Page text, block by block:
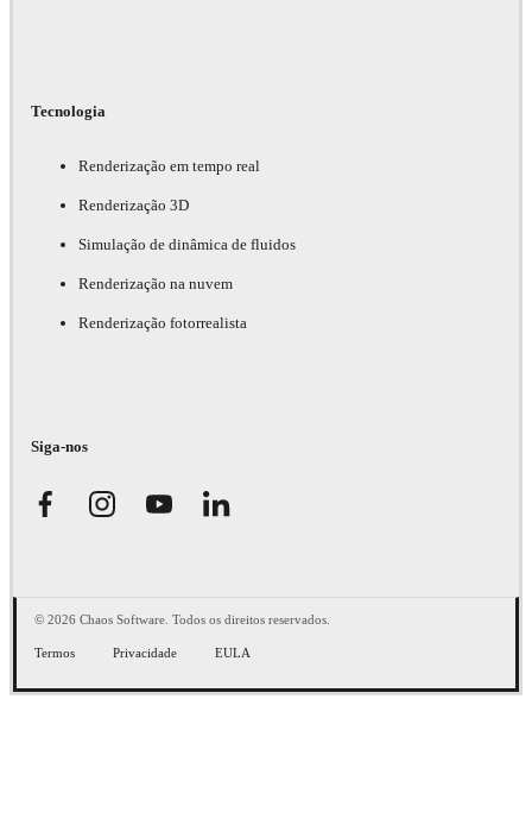
Tecnologia
Renderização em tempo real
Renderização 3D
Simulação de dinâmica de fluidos
Renderização na nuvem
Renderização fotorrealista
Siga-nos
© 2026 Chaos Software. Todos os direitos reservados.
Termos Privacidade EULA